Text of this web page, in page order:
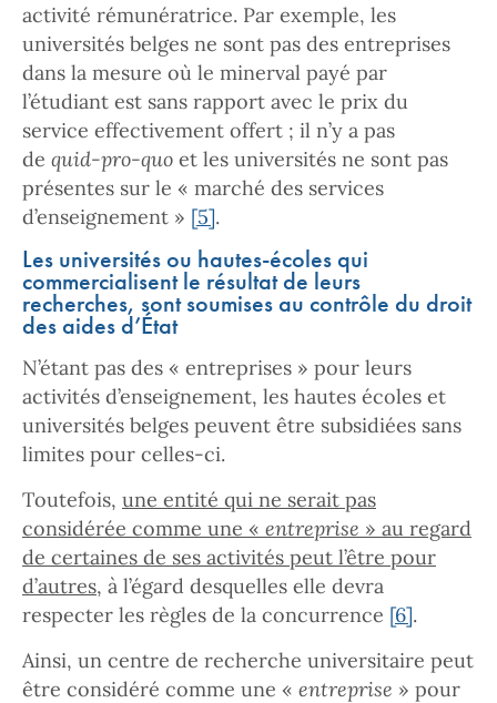
activité rémunératrice. Par exemple, les
universités belges ne sont pas des entreprises
dans la mesure où le minerval payé par
l’étudiant est sans rapport avec le prix du
service effectivement offert ; il n’y a pas
de quid-pro-quo et les universités ne sont pas
présentes sur le « marché des services
d’enseignement » [5].
Les universités ou hautes-écoles qui
commercialisent le résultat de leurs
recherches, sont soumises au contrôle du droit
des aides d’État
N’étant pas des « entreprises » pour leurs
activités d’enseignement, les hautes écoles et
universités belges peuvent être subsidiées sans
limites pour celles-ci.
Toutefois, une entité qui ne serait pas
considérée comme une « entreprise » au regard
de certaines de ses activités peut l’être pour
d’autres, à l’égard desquelles elle devra
respecter les règles de la concurrence [6].
Ainsi, un centre de recherche universitaire peut
être considéré comme une « entreprise » pour